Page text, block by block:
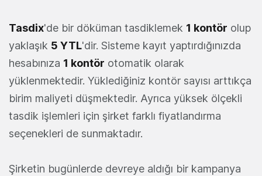
Tasdix'de bir döküman tasdiklemek 1 kontör olup
yaklaşık 5 YTL'dir. Sisteme kayıt yaptırdığınızda
hesabınıza 1 kontör otomatik olarak
yüklenmektedir. Yüklediğiniz kontör sayısı arttıkça
birim maliyeti düşmektedir. Ayrıca yüksek ölçekli
tasdik işlemleri için şirket farklı fiyatlandırma
seçenekleri de sunmaktadır.
Şirketin bugünlerde devreye aldığı bir kampanya